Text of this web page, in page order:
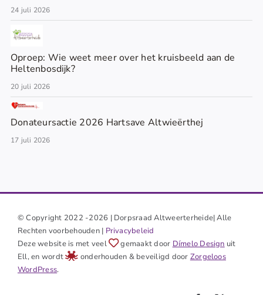
24 juli 2026
Oproep: Wie weet meer over het kruisbeeld aan de
Heltenbosdijk?
20 juli 2026
Donateursactie 2026 Hartsave Altwieërthej
17 juli 2026
© Copyright 2022 -2026 | Dorpsraad Altweerterheide| Alle
Rechten voorbehouden | Privacybeleid
Deze website is met veel
gemaakt door Dímelo Design uit
Ell, en wordt
onderhouden & beveiligd door Zorgeloos
WordPress.